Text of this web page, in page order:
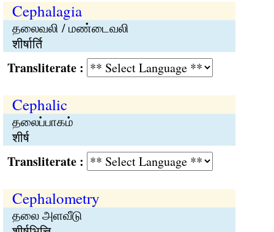
Cephalagia
தலைவலி / மண்டைவலி
शीर्षार्ति
:
Cephalic
தலைப்பாகம்
शीर्ष
:
Cephalometry
தலை அளவீடு